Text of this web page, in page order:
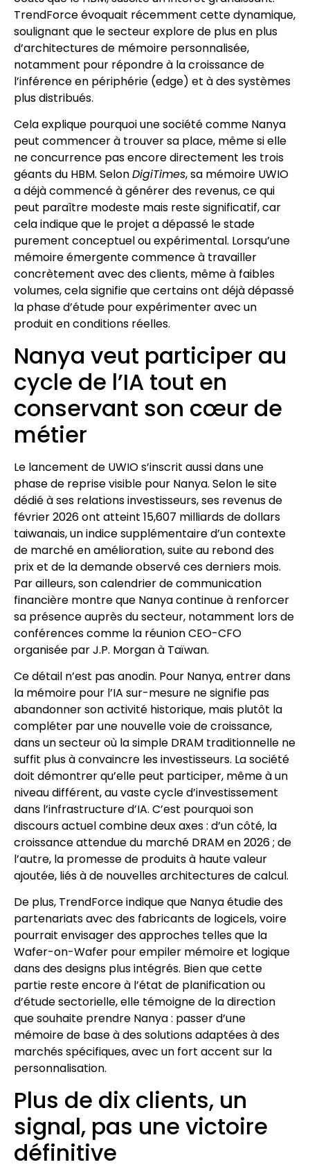
TrendForce évoquait récemment cette dynamique,
soulignant que le secteur explore de plus en plus
d’architectures de mémoire personnalisée,
notamment pour répondre à la croissance de
l’inférence en périphérie (edge) et à des systèmes
plus distribués.
Cela explique pourquoi une société comme Nanya
peut commencer à trouver sa place, même si elle
ne concurrence pas encore directement les trois
géants du HBM. SelonDigiTimes, sa mémoire UWIO
a déjà commencé à générer des revenus, ce qui
peut paraître modeste mais reste significatif, car
cela indique que le projet a dépassé le stade
purement conceptuel ou expérimental. Lorsqu’une
mémoire émergente commence à travailler
concrètement avec des clients, même à faibles
volumes, cela signifie que certains ont déjà dépassé
la phase d’étude pour expérimenter avec un
produit en conditions réelles.
Nanya veut participer au
cycle de l’IA tout en
conservant son cœur de
métier
Le lancement de UWIO s’inscrit aussi dans une
phase de reprise visible pour Nanya. Selon le site
dédié à ses relations investisseurs, ses revenus de
février 2026 ont atteint 15,607 milliards de dollars
taiwanais, un indice supplémentaire d’un contexte
de marché en amélioration, suite au rebond des
prix et de la demande observé ces derniers mois.
Par ailleurs, son calendrier de communication
financière montre que Nanya continue à renforcer
sa présence auprès du secteur, notamment lors de
conférences comme la réunion CEO-CFO
organisée par J.P. Morgan à Taïwan.
Ce détail n’est pas anodin. Pour Nanya, entrer dans
la mémoire pour l’IA sur-mesure ne signifie pas
abandonner son activité historique, mais plutôt la
compléter par une nouvelle voie de croissance,
dans un secteur où la simple DRAM traditionnelle ne
suffit plus à convaincre les investisseurs. La société
doit démontrer qu’elle peut participer, même à un
niveau différent, au vaste cycle d’investissement
dans l’infrastructure d’IA. C’est pourquoi son
discours actuel combine deux axes : d’un côté, la
croissance attendue du marché DRAM en 2026 ; de
l’autre, la promesse de produits à haute valeur
ajoutée, liés à de nouvelles architectures de calcul.
De plus, TrendForce indique que Nanya étudie des
partenariats avec des fabricants de logicels, voire
pourrait envisager des approches telles que la
Wafer-on-Wafer pour empiler mémoire et logique
dans des designs plus intégrés. Bien que cette
partie reste encore à l’état de planification ou
d’étude sectorielle, elle témoigne de la direction
que souhaite prendre Nanya : passer d’une
mémoire de base à des solutions adaptées à des
marchés spécifiques, avec un fort accent sur la
personnalisation.
Plus de dix clients, un
signal, pas une victoire
définitive